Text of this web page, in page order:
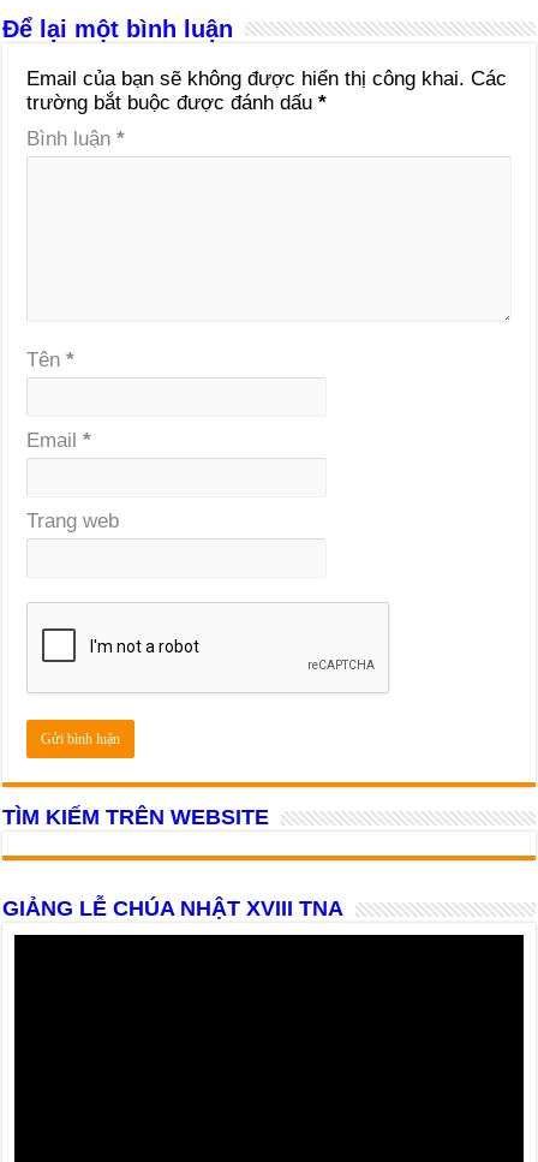
Để lại một bình luận
Email của bạn sẽ không được hiển thị công khai. Các
trường bắt buộc được đánh dấu*
Bình luận*
Tên*
Email*
Trang web
TÌM KIẾM TRÊN WEBSITE
GIẢNG LỄ CHÚA NHẬT XVIII TNA